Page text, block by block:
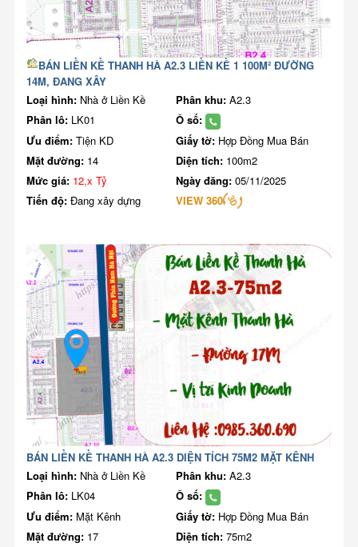
BÁN LIỀN KỀ THANH HÀ A2.3 LIỀN KỀ 1 100M² ĐƯỜNG
14M, ĐANG XÂY
Loại hình: Nhà ở Liền Kề Phân khu: A2.3
Phân lô: LK01
Ô số:
Ưu điểm: Tiện KD Giấy tờ: Hợp Đồng Mua Bán
Mặt đường: 14 Diện tích: 100m2
Mức giá: 12,x Tỷ Ngày đăng: 05/11/2025
Tiến độ: Đang xây dựng VIEW 360
BÁN LIỀN KỀ THANH HÀ A2.3 DIỆN TÍCH 75M2 MẶT KÊNH
Loại hình: Nhà ở Liền Kề Phân khu: A2.3
Phân lô: LK04
Ô số:
Ưu điểm: Mặt Kênh Giấy tờ: Hợp Đồng Mua Bán
Mặt đường: 17 Diện tích: 75m2